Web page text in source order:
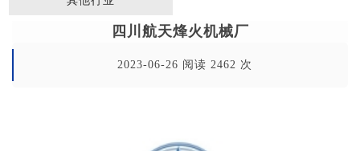
四川航天烽火机械厂
2023-06-26 阅读 2462 次